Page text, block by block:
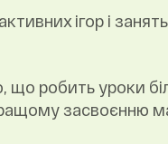
ігор і
що робить уроки
засвоєнню